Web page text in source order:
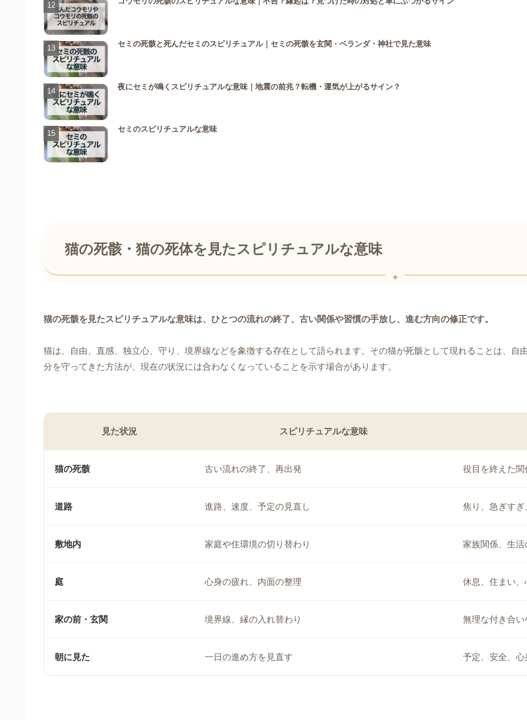
セミの死骸と死んだセミのスピリチュアル｜セミの死骸を玄関・ベランダ・神社で見た意味
夜にセミが鳴くスピリチュアルな意味｜地震の前兆？転機・運気が上がるサイン？
セミのスピリチュアルな意味
猫の死骸・猫の死体を見たスピリチュアルな意味
猫の死骸を見たスピリチュアルな意味は、ひとつの流れの終了、古い関係や習慣の手放し、進む方向の修正です。
猫は、自由、直感、独立心、守り、境界線などを象徴する存在として語られます。その猫が死骸として現れることは、自
分を守ってきた方法が、現在の状況には合わなくなっていることを示す場合があります。
見た状況 スピリチュアルな意味
猫の死骸 古い流れの終了、再出発 役目を終えた関
道路 進路、速度、予定の見直し 焦り、急ぎす
敷地内 家庭や住環境の切り替わり 家族関係、生活
庭 心身の疲れ、内面の整理 休息、住まい、
家の前・玄関 境界線、縁の入れ替わり 無理な付き合
朝に見た 一日の進め方を見直す 予定、安全、心